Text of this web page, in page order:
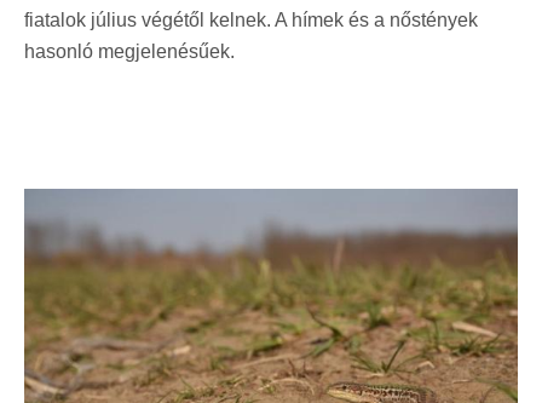
fiatalok július végétől kelnek. A hímek és a nőstények
hasonló megjelenésűek.